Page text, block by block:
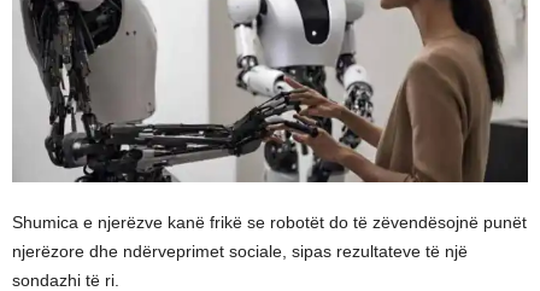
Shumica e njerëzve kanë frikë se robotët do të zëvendësojnë punët
njerëzore dhe ndërveprimet sociale, sipas rezultateve të një
sondazhi të ri.